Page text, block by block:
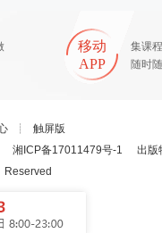
移动
APP
集课
随时
┊ 触屏版
湘ICP备17011479号-1 出版